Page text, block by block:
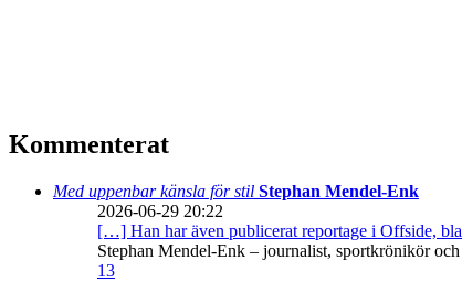
Kommenterat
Med uppenbar känsla för stil Stephan Mendel-Enk
2026-06-29 20:22
[…] Han har även publicerat reportage i Offside,
Stephan Mendel-Enk – journalist, sportkrönikör
13